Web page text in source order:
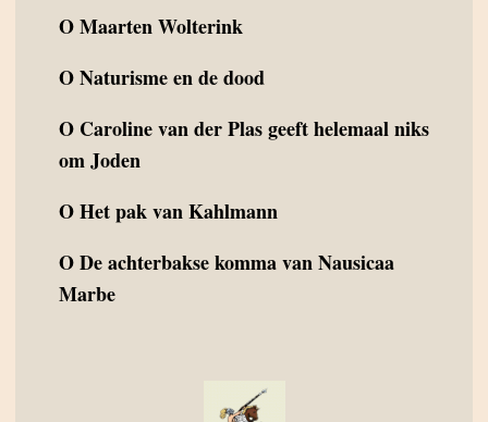
OMaarten Wolterink
ONaturisme en de dood
O Caroline van der Plas geeft helemaal niks
om Joden
OHet pak van Kahlmann
ODe achterbakse komma van Nausicaa
Marbe